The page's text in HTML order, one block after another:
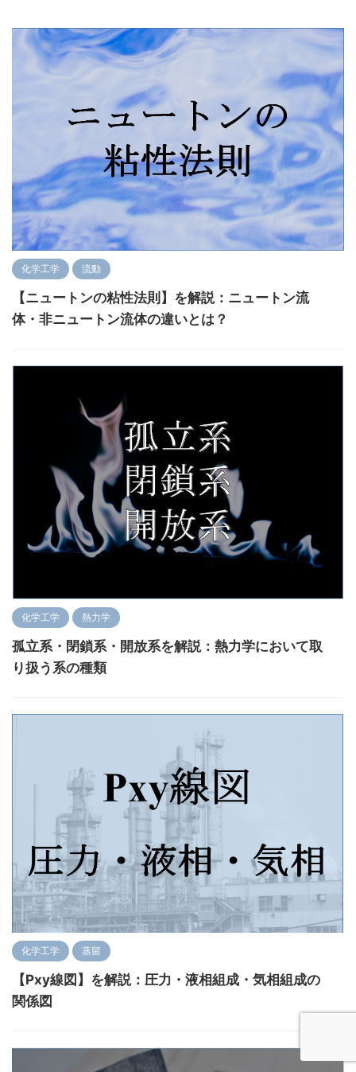
化学工学 流動
【ニュートンの粘性法則】を解説：ニュートン流
体・非ニュートン流体の違いとは？
化学工学 熱力学
孤立系・閉鎖系・開放系を解説：熱力学において取
り扱う系の種類
化学工学 蒸留
【Pxy線図】を解説：圧力・液相組成・気相組成の
関係図